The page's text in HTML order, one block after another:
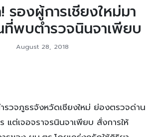
รองผู้การเชียงใหม่มา
พบตำรวจนินจาเพียบ
August 28, 2018
วจภูธรจังหวัดเชียงใหม่ ย่องตรวจด่าน
แต่เจอจราจรนินจาเพียบ สั่งการให้